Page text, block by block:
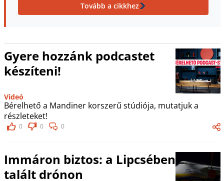
Tovább a cikkhez
Gyere hozzánk podcastet
készíteni!
Videó
Bérelhető a Mandiner korszerű stúdiója, mutatjuk a
részleteket!
0 0 0
Immáron biztos: a Lipcsében
talált drónon